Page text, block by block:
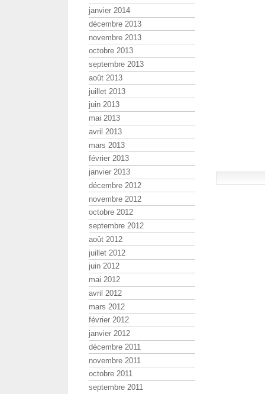
janvier 2014
décembre 2013
novembre 2013
octobre 2013
septembre 2013
août 2013
juillet 2013
juin 2013
mai 2013
avril 2013
mars 2013
février 2013
janvier 2013
décembre 2012
novembre 2012
octobre 2012
septembre 2012
août 2012
juillet 2012
juin 2012
mai 2012
avril 2012
mars 2012
février 2012
janvier 2012
décembre 2011
novembre 2011
octobre 2011
septembre 2011